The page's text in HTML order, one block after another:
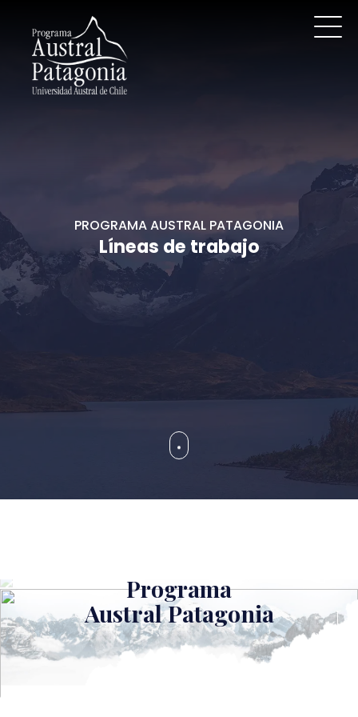
PROGRAMA AUSTRAL PATAGONIA
Líneas de trabajo
Programa
Austral Patagonia